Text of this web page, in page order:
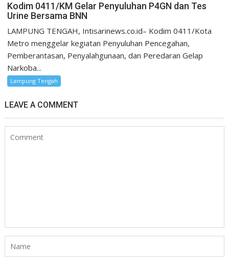
Kodim 0411/KM Gelar Penyuluhan P4GN dan Tes
Urine Bersama BNN
LAMPUNG TENGAH, Intisarinews.co.id– Kodim 0411/Kota
Metro menggelar kegiatan Penyuluhan Pencegahan,
Pemberantasan, Penyalahgunaan, dan Peredaran Gelap
Narkoba...
Lampung Tengah
LEAVE A COMMENT